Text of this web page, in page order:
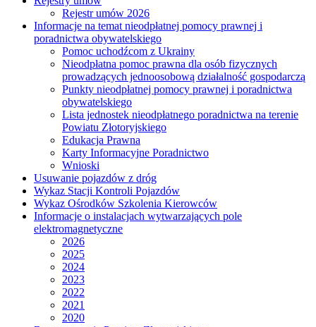
Rejestr umów 2026
Informacje na temat nieodpłatnej pomocy prawnej i
poradnictwa obywatelskiego
Pomoc uchodźcom z Ukrainy
Nieodpłatna pomoc prawna dla osób fizycznych
prowadzących jednoosobową działalność gospodarczą
Punkty nieodpłatnej pomocy prawnej i poradnictwa
obywatelskiego
Lista jednostek nieodpłatnego poradnictwa na terenie
Powiatu Złotoryjskiego
Edukacja Prawna
Karty Informacyjne Poradnictwo
Wnioski
Usuwanie pojazdów z dróg
Wykaz Stacji Kontroli Pojazdów
Wykaz Ośrodków Szkolenia Kierowców
Informacje o instalacjach wytwarzających pole
elektromagnetyczne
2026
2025
2024
2023
2022
2021
2020